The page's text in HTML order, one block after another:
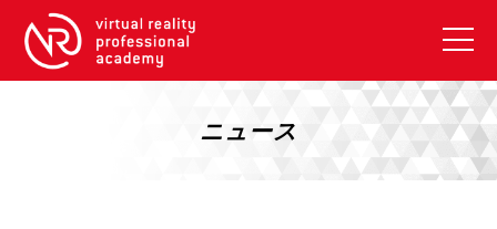
VRアカデミーとは
ニュース